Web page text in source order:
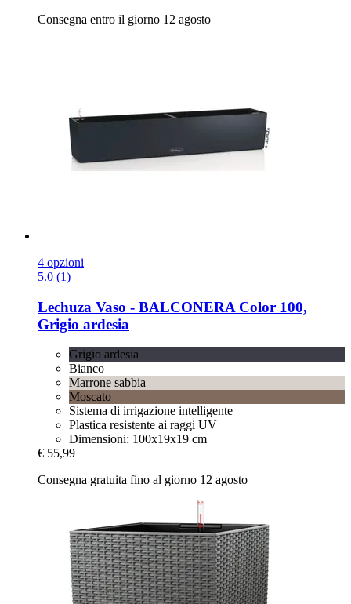
Consegna entro il giorno 12 agosto
4 opzioni
5.0 (1)
Lechuza Vaso -​ BALCONERA Color 100,
Grigio ardesia
Grigio ardesia
Bianco
Marrone sabbia
Moscato
Sistema di irrigazione intelligente
Plastica resistente ai raggi UV
Dimensioni: 100x19x19 cm
€ 55,99
Consegna gratuita fino al giorno 12 agosto